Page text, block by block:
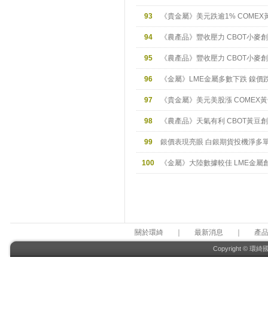
93 《貴金屬》美元跌逾1% COMEX
94 《農產品》豐收壓力 CBOT小麥
95 《農產品》豐收壓力 CBOT小麥
96 《金屬》LME金屬多數下跌 鎳價
97 《貴金屬》美元美股漲 COMEX
98 《農產品》天氣有利 CBOT黃豆
99 銀價表現亮眼 白銀期貨投機淨多
100 《金屬》大陸數據較佳 LME金屬
關於環綺 最新消息 產
Copyright © 環綺